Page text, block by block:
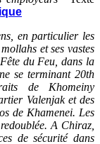
en particulier les
et ses vastes
du Feu, dans la
se terminant 20th
de Khomeiny
Valenjak et des
de Khamenei. Les
A Chiraz,
de sécurité dans